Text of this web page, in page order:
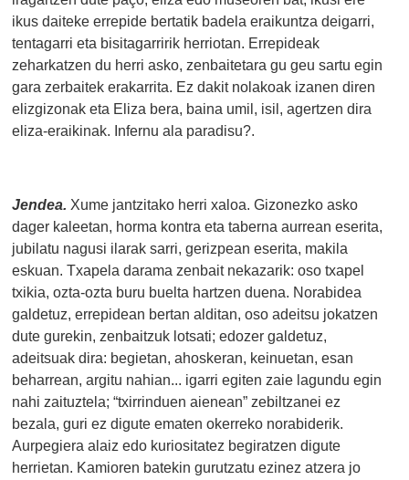
ikus daiteke errepide bertatik badela eraikuntza deigarri,
tentagarri eta bisitagarririk herriotan. Errepideak
zeharkatzen du herri asko, zenbaitetara gu geu sartu egin
gara zerbaitek erakarrita. Ez dakit nolakoak izanen diren
elizgizonak eta Eliza bera, baina umil, isil, agertzen dira
eliza-eraikinak. Infernu ala paradisu?.
Jendea. Xume jantzitako herri xaloa. Gizonezko asko
dager kaleetan, horma kontra eta taberna aurrean eserita,
jubilatu nagusi ilarak sarri, gerizpean eserita, makila
eskuan. Txapela darama zenbait nekazarik: oso txapel
txikia, ozta-ozta buru buelta hartzen duena. Norabidea
galdetuz, errepidean bertan alditan, oso adeitsu jokatzen
dute gurekin, zenbaitzuk lotsati; edozer galdetuz,
adeitsuak dira: begietan, ahoskeran, keinuetan, esan
beharrean, argitu nahian... igarri egiten zaie lagundu egin
nahi zaituztela; “txirrinduen aienean” zebiltzanei ez
bezala, guri ez digute ematen okerreko norabiderik.
Aurpegiera alaiz edo kuriositatez begiratzen digute
herrietan. Kamioren batekin gurutzatu ezinez atzera jo